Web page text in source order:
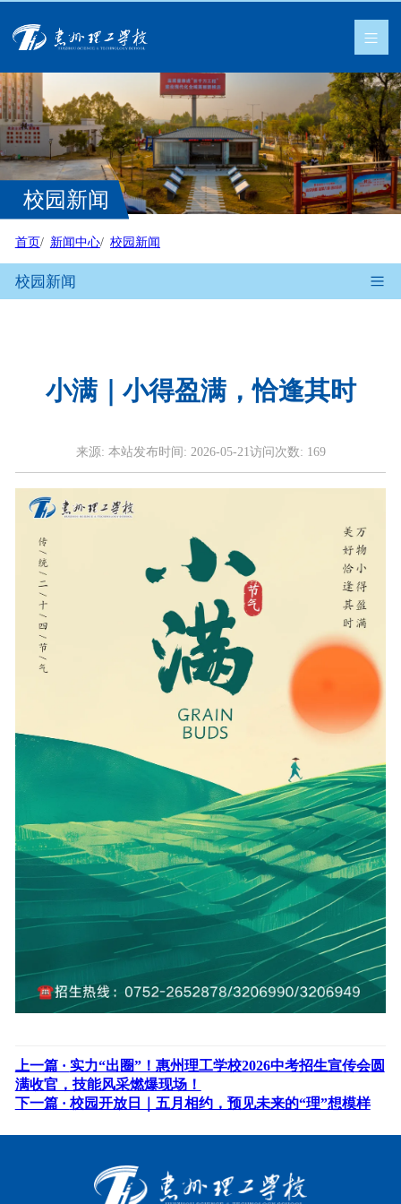
校园新闻
首页 新闻中心 校园新闻
校园新闻
小满｜小得盈满，恰逢其时
来源: 本站发布时间: 2026-05-21访问次数: 169
上一篇 · 实力“出圈”！惠州理工学校2026中考招生宣传会圆
满收官，技能风采燃爆现场！
下一篇 · 校园开放日｜五月相约，预见未来的“理”想模样